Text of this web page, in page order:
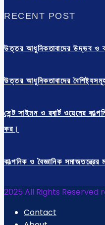
RECENT POST
উত্তর আধুনিকতাবাদের উদ্ভব ও
উত্তর আধুনিকতাবাদের
সেন্ট সাইমন ও রবার্ট ওয়েনের
কর।
কাল্পনিক ও বৈজ্ঞানিক
2025 All Rights Reserved
Contact